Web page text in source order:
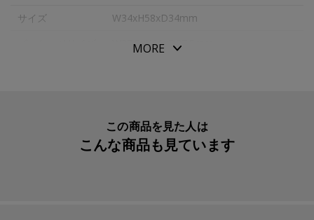
サイズ
W34xH58xD34mm
W37.5xH61xD37.5mm
日本
１本
MORE
この商品を見た人は
こんな商品も見ています